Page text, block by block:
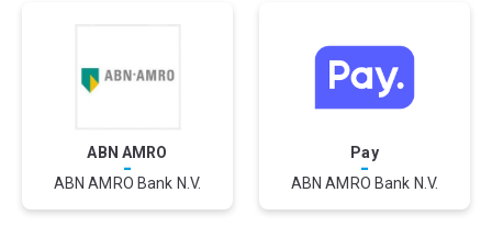
ABN AMRO
-
ABN AMRO Bank N.V.
Pay
-
ABN AMRO Bank N.V.